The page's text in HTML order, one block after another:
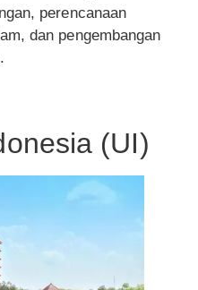
perencanaan
dan pengembangan
(UI)